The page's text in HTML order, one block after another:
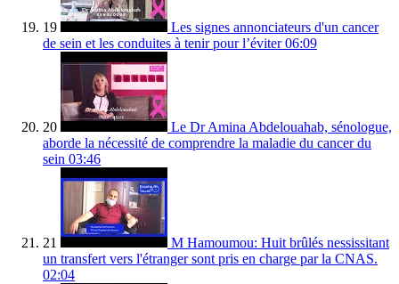
19
Les signes annonciateurs d'un cancer
de sein et les conduites à tenir pour l’éviter 06:09
20
Le Dr Amina Abdelouahab, sénologue,
aborde la nécessité de comprendre la maladie du cancer du
sein 03:46
21
M Hamoumou: Huit brûlés nessissitant
un transfert vers l'étranger sont pris en charge par la CNAS.
02:04